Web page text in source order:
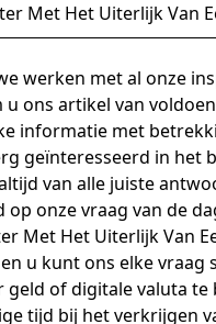
Met Het Uiterlijk Van
werken met al onze
ons artikel van
informatie met
geïnteresseerd in het
van alle juiste
op onze vraag van de
Met Het Uiterlijk Van
u kunt ons elke
of digitale valuta
tijd bij het verkrijgen